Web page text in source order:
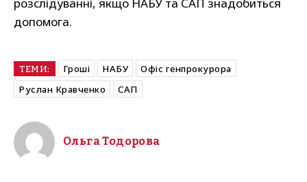
розслідуванні, якщо НАБУ та САП знадобиться
допомога.
ТЕМИ: Гроші НАБУ
Офіс генпрокурора
Руслан Кравченко
САП
Ольга Тодорова